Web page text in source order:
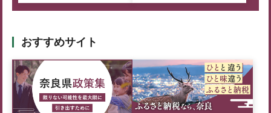
おすすめサイト